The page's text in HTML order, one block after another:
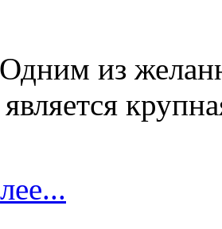
Одним из